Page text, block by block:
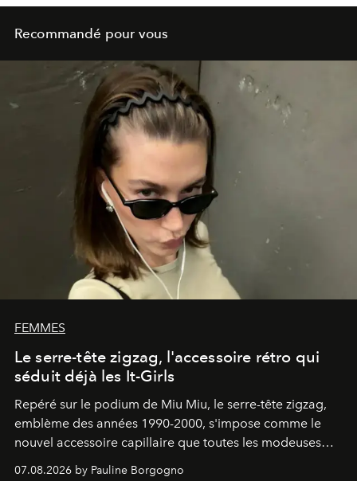
Recommandé pour vous
FEMMES
Le serre-tête zigzag, l'accessoire rétro qui
séduit déjà les It-Girls
Repéré sur le podium de Miu Miu, le serre-tête zigzag,
emblème des années 1990-2000, s'impose comme le
nouvel accessoire capillaire que toutes les modeuses
07.08.2026 by Pauline Borgogno